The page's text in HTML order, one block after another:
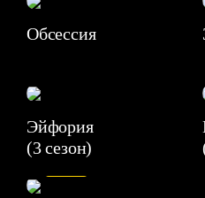
Обсессия
Эйфория
(3 сезон)
6.3